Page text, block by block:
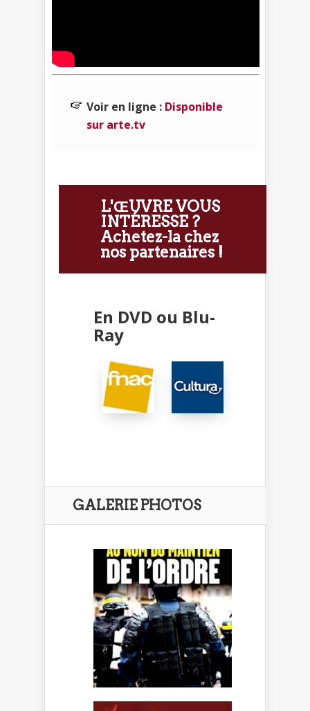
Voir en ligne : Disponible
sur arte.tv
L'ŒUVRE VOUS
INTÉRESSE ?
Achetez-la chez
nos partenaires !
En DVD ou Blu-
Ray
GALERIE PHOTOS